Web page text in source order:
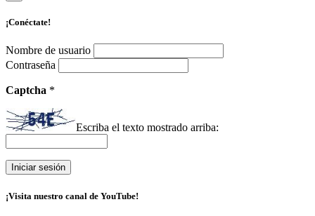
¡Conéctate!
Nombre de usuario
Contraseña
Captcha *
Escriba el texto mostrado arriba:
¡Visita nuestro canal de YouTube!